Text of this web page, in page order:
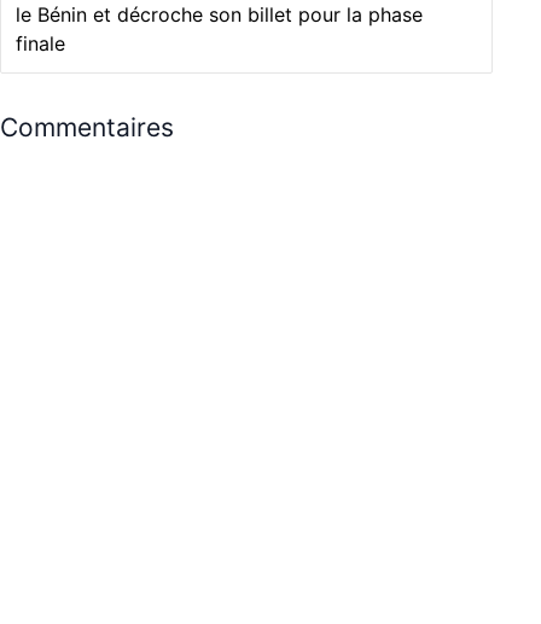
le Bénin et décroche son billet pour la phase
finale
Commentaires